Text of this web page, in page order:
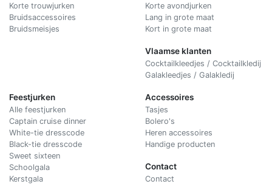
Korte trouwjurken
Bruidsaccessoires
Bruidsmeisjes
Korte avondjurken
Lang in grote maat
Kort in grote maat
Vlaamse klanten
Cocktailkleedjes / Cocktailkledij
Galakleedjes / Galakledij
Feestjurken
Alle feestjurken
Captain cruise dinner
White-tie dresscode
Black-tie dresscode
Sweet sixteen
Schoolgala
Kerstgala
Accessoires
Tasjes
Bolero's
Heren accessoires
Handige producten
Contact
Contact